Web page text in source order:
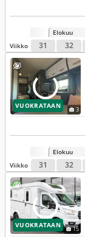
Elokuu
Viikko
31 32
VUOKRATAAN 3
Elokuu
Viikko
31 32
VUOKRATAAN 15